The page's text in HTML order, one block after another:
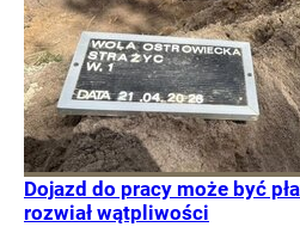
Dojazd do pracy może być
rozwiał wątpliwości